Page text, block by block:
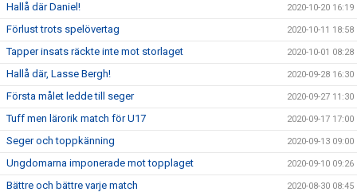
Hallå där Daniel! 2020-10-20 16:19
Förlust trots spelövertag 2020-10-11 18:58
Tapper insats räckte inte mot storlaget 2020-10-01 08:28
Hallå där, Lasse Bergh! 2020-09-28 16:30
Första målet ledde till seger 2020-09-27 11:30
Tuff men lärorik match för U17 2020-09-17 17:00
Seger och toppkänning 2020-09-13 09:00
Ungdomarna imponerade mot topplaget 2020-09-10 09:26
Bättre och bättre varje match 2020-08-30 08:45